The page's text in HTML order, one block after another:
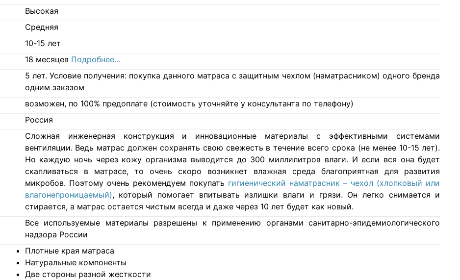
Высокая
Средняя
10-15 лет
18 месяцев Подробнее...
5 лет. Условие получения: покупка данного матраса с защитным чехлом (наматрасником) одного бренда
одним заказом
возможен, по 100% предоплате (стоимость уточняйте у консультанта по телефону)
Россия
Cложная инженерная конструкция и инновационные материалы с эффективными системами
вентиляции. Ведь матрас должен сохранять свою свежесть в течение всего срока (не менее 10-15 лет).
Но каждую ночь через кожу организма выводится до 300 миллилитров влаги. И если вся она будет
скапливаться в матрасе, то очень скоро возникнет влажная среда благоприятная для развития
микробов. Поэтому очень рекомендуем покупать гигиенический наматрасник – чехол (хлопковый или
влагонепроницаемый), который помогает впитывать излишки влаги и грязи. Он легко снимается и
стирается, а матрас остается чистым всегда и даже через 10 лет будет как новый.
Все используемые материалы разрешены к применению органами санитарно-эпидемиологического
надзора России
Плотные края матраса
Натуральные компоненты
Две стороны разной жесткости